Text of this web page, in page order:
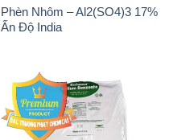
Phèn Nhôm – Al2(SO4)3 17%
Ấn Độ India